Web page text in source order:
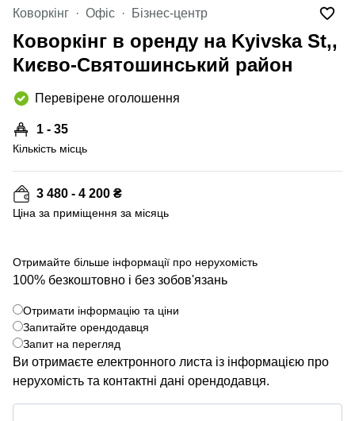
Коворкінг Офіс Бізнес-центр
Коворкінг в оренду на Kyivska St,,
Києво-Святошинський район
Перевірене оголошення
1 - 35
Кількість місць
3 480 - 4 200 ₴
Ціна за приміщення за місяць
Отримайте більше інформації про нерухомість
100% безкоштовно і без зобов'язань
Отримати інформацію та ціни
Запитайте орендодавця
Запит на перегляд
Ви отримаєте електронного листа із інформацією про
нерухомість та контактні дані орендодавця.